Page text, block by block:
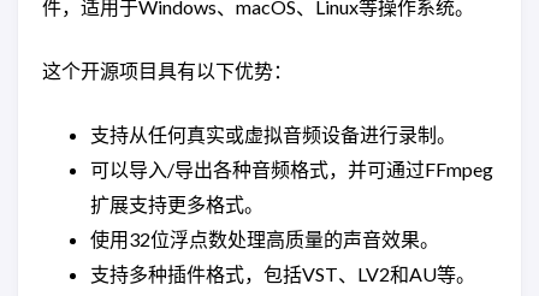
件，适用于Windows、macOS、Linux等操作系统。
这个开源项目具有以下优势：
支持从任何真实或虚拟音频设备进行录制。
可以导入/导出各种音频格式，并可通过FFmpeg
扩展支持更多格式。
使用32位浮点数处理高质量的声音效果。
支持多种插件格式，包括VST、LV2和AU等。